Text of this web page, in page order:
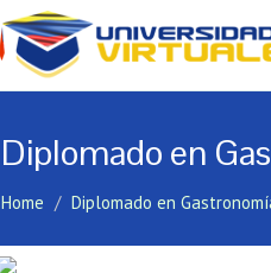
Diplomado en
Home Diplomado en